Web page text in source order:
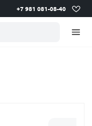
+7 981 081-08-40